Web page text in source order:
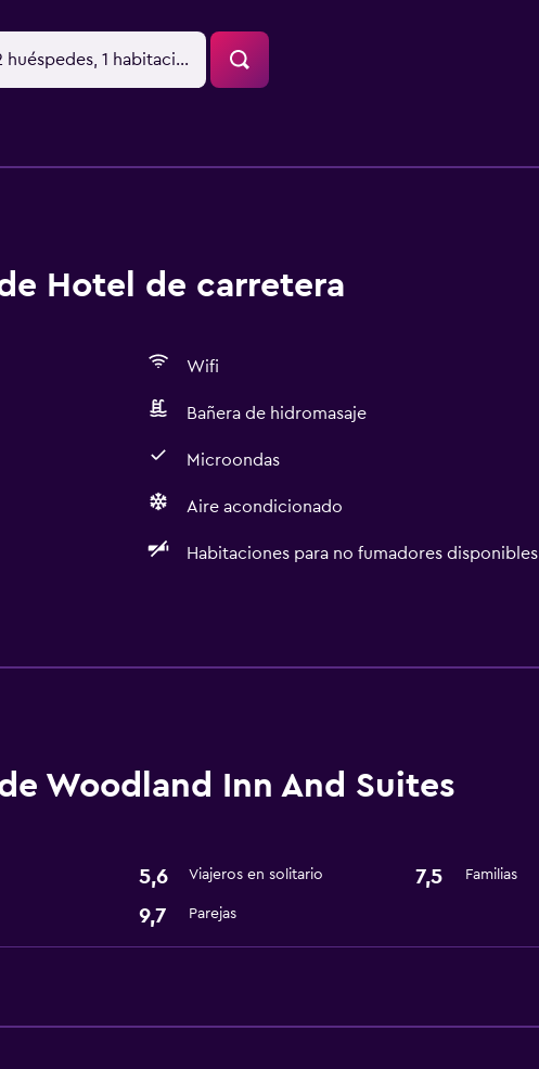
huéspedes, 1 habitación
Hotel de carretera
Wifi
Bañera de hidromasaje
Microondas
Aire acondicionado
Habitaciones para no fumadores disponibles
Habitaciones para no fumadores disponibles
Piscina y spa
Servicios y facilidades
Woodland Inn And Suites
5,6 Viajeros en solitario 7,5 Familias
9,7 Parejas